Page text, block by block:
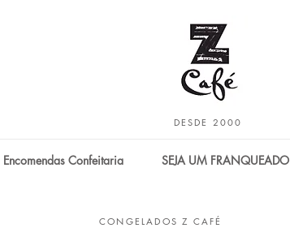
DESDE 2000
Encomendas Confeitaria SEJA UM FRANQUEADO
CONGELADOS Z CAFÉ